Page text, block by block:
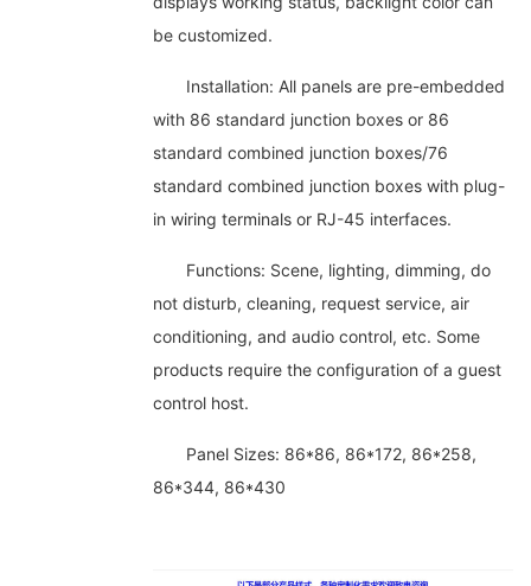
be customized.
Installation: All panels are pre-embedded
with 86 standard junction boxes or 86
standard combined junction boxes/76
standard combined junction boxes with plug-
in wiring terminals or RJ-45 interfaces.
Functions: Scene, lighting, dimming, do
not disturb, cleaning, request service, air
conditioning, and audio control, etc. Some
products require the configuration of a guest
control host.
Panel Sizes: 86*86, 86*172, 86*258,
86*344, 86*430